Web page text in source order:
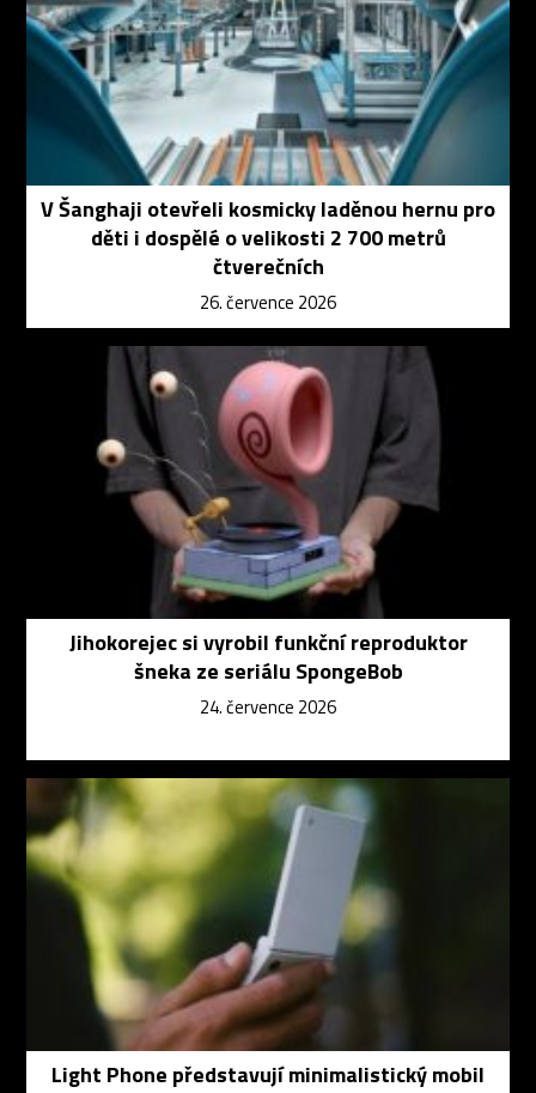
V Šanghaji otevřeli kosmicky laděnou hernu pro
děti i dospělé o velikosti 2 700 metrů
čtverečních
26. července 2026
Jihokorejec si vyrobil funkční reproduktor
šneka ze seriálu SpongeBob
24. července 2026
Light Phone představují minimalistický mobil